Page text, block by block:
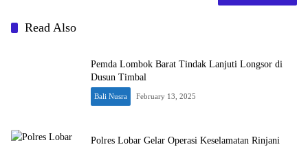
Read Also
Pemda Lombok Barat Tindak Lanjuti Longsor di
Dusun Timbal
Bali Nusra February 13, 2025
Polres Lobar Gelar Operasi Keselamatan Rinjani